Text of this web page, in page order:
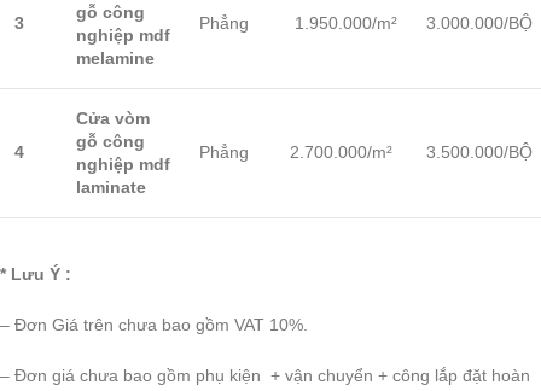
3
gỗ công
nghiệp mdf
melamine
Phẳng 1.950.000/m² 3.000.000/BỘ
4
Cửa vòm
gỗ công
nghiệp mdf
laminate
Phẳng 2.700.000/m² 3.500.000/BỘ
* Lưu Ý :
– Đơn Giá trên chưa bao gồm VAT 10%.
– Đơn giá chưa bao gồm phụ kiện + vận chuyển + công lắp đặt hoàn